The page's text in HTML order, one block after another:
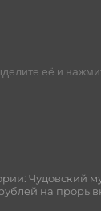
её и
Чудовский
на